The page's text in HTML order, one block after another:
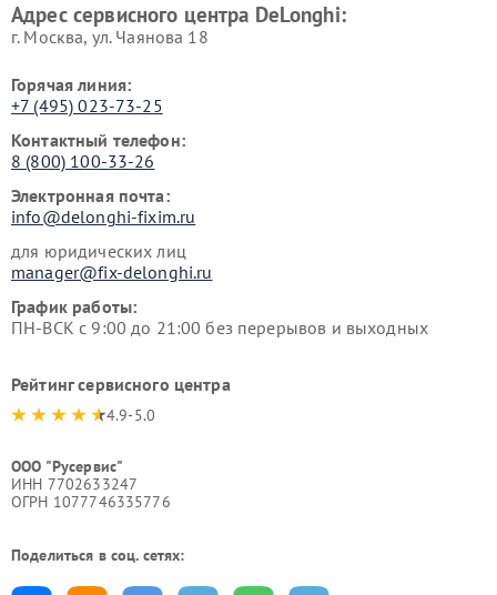
Адрес сервисного центра DeLonghi:
г. Москва, ул. Чаянова 18
Горячая линия:
+7 (495) 023-73-25
Контактный телефон:
8 (800) 100-33-26
Электронная почта:
info@delonghi-fixim.ru
для юридических лиц
manager@fix-delonghi.ru
График работы:
ПН-ВСК с 9:00 до 21:00 без перерывов и выходных
Рейтинг сервисного центра
4.9-5.0
ООО "Русервис"
ИНН 7702633247
ОГРН 1077746335776
Поделиться в соц. сетях: